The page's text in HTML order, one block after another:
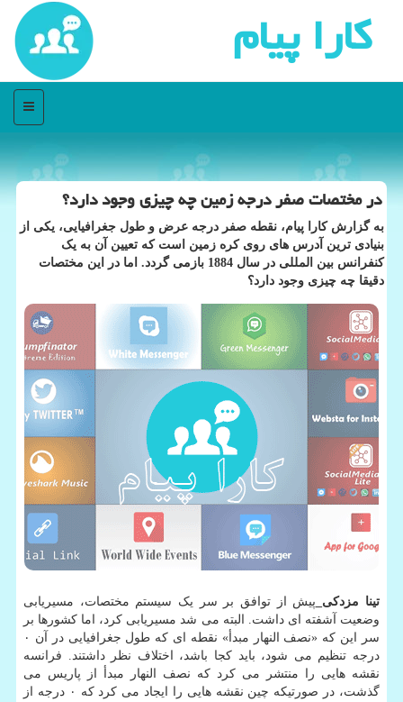
كارا پیام
منو
در مختصات صفر درجه زمین چه چیزی وجود دارد؟
به گزارش کارا پیام، نقطه صفر درجه عرض و طول جغرافیایی، یکی از
بنیادی ترین آدرس های روی کره زمین است که تعیین آن به یک
کنفرانس بین المللی در سال 1884 بازمی گردد. اما در این مختصات
دقیقا چه چیزی وجود دارد؟
تینا مزدکی_ پیش از توافق بر سر یک سیستم مختصات، مسیریابی
وضعیت آشفته ای داشت. البته می شد مسیریابی کرد، اما کشورها بر
سر این که «نصف النهار مبدأ» نقطه ای که طول جغرافیایی در آن ۰
درجه تنظیم می شود، باید کجا باشد، اختلاف نظر داشتند. فرانسه
نقشه هایی را منتشر می کرد که نصف النهار مبدأ از پاریس می
گذشت، در صورتیکه چین نقشه هایی را ایجاد می کرد که ۰ درجه از